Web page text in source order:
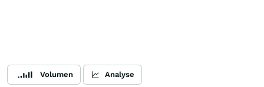
Volumen Analyse